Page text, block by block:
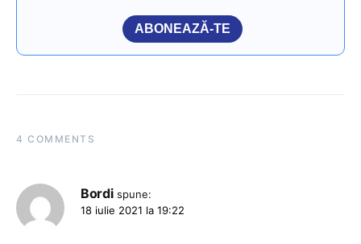
ABONEAZĂ-TE
4 COMMENTS
Bordi spune:
18 iulie 2021 la 19:22